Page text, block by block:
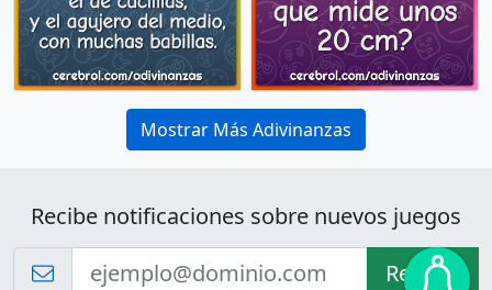
Mostrar Más Adivinanzas
Recibe notificaciones sobre nuevos juegos
Recibir!